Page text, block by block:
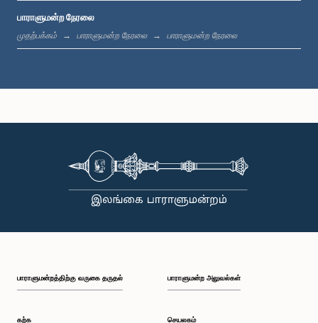
பி.ப. 1:19 - பி.ப. 1:31
பி.ப. 1:38 - பி.ப. 1:49
பி.ப. 1:49 - பி.ப. 1:56
பாராளுமன்ற நேரலை
முதற்பக்கம் பாராளுமன்ற நேரலை பாராளுமன்ற நேரலை
பாராளுமன்றத்திற்கு வருகை தருதல்
கற்க
பாராளுமன்ற அலுவல்கள்
செயலகம்